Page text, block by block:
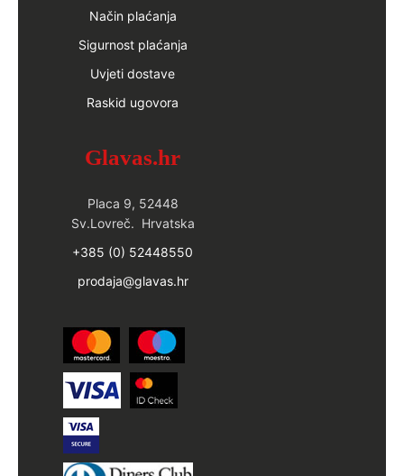
Način plaćanja
Sigurnost plaćanja
Uvjeti dostave
Raskid ugovora
Glavas.hr
Placa 9, 52448
Sv.Lovreč. Hrvatska
+385 (0) 52448550
prodaja@glavas.hr